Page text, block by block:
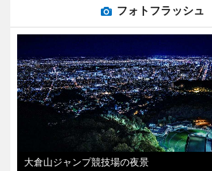
フォトフラッシュ
大倉山ジャンプ競技場の夜景